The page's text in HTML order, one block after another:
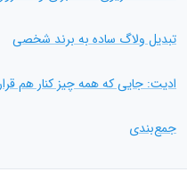
تبدیل ولاگ ساده به برند شخصی
ادیت: جایی که همه چیز کنار هم
جمع‌بندی